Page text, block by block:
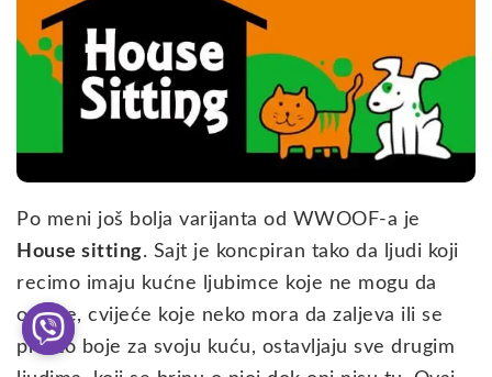
Po meni još bolja varijanta od WWOOF-a je
House sitting. Sajt je koncpiran tako da ljudi koji
recimo imaju kućne ljubimce koje ne mogu da
ostave, cvijeće koje neko mora da zaljeva ili se
prosto boje za svoju kuću, ostavljaju sve drugim